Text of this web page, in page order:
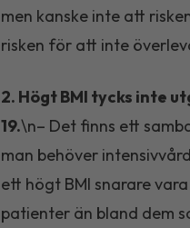
men kanske inte att
risken för att inte
2. Högt BMI tycks inte
19.\n– Det finns ett
man behöver
ett högt BMI snarare
patienter än bland dem